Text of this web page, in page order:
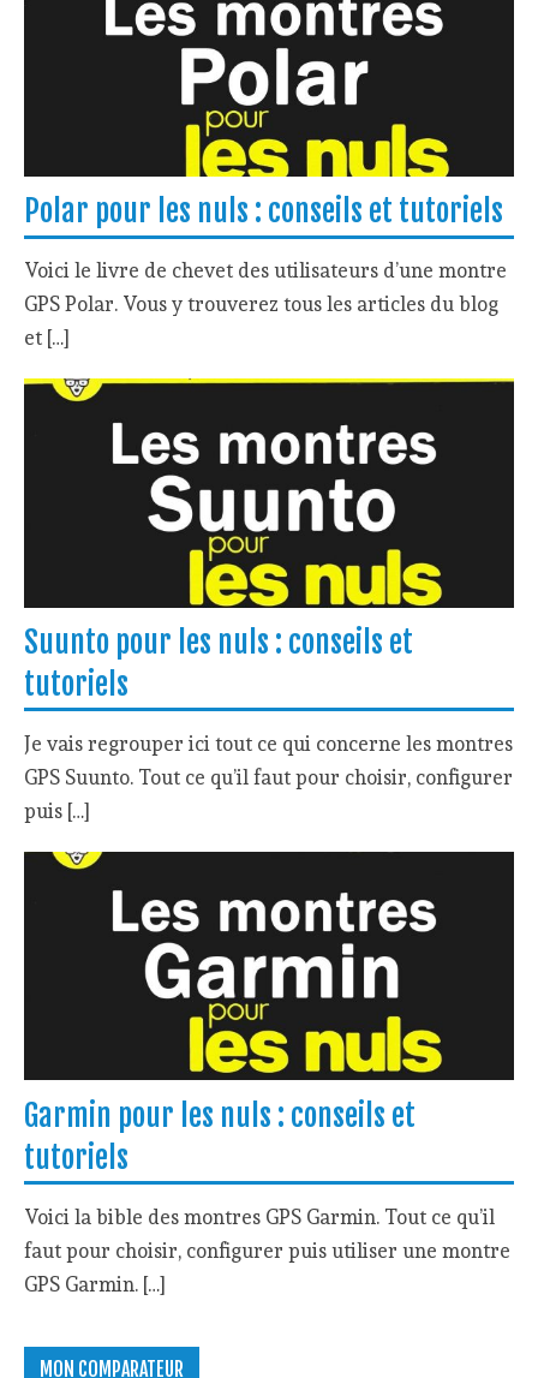
Polar pour les nuls : conseils et tutoriels
Voici le livre de chevet des utilisateurs d’une montre
GPS Polar. Vous y trouverez tous les articles du blog
et […]
Suunto pour les nuls : conseils et
tutoriels
Je vais regrouper ici tout ce qui concerne les montres
GPS Suunto. Tout ce qu’il faut pour choisir, configurer
puis […]
Garmin pour les nuls : conseils et
tutoriels
Voici la bible des montres GPS Garmin. Tout ce qu’il
faut pour choisir, configurer puis utiliser une montre
GPS Garmin. […]
MON COMPARATEUR